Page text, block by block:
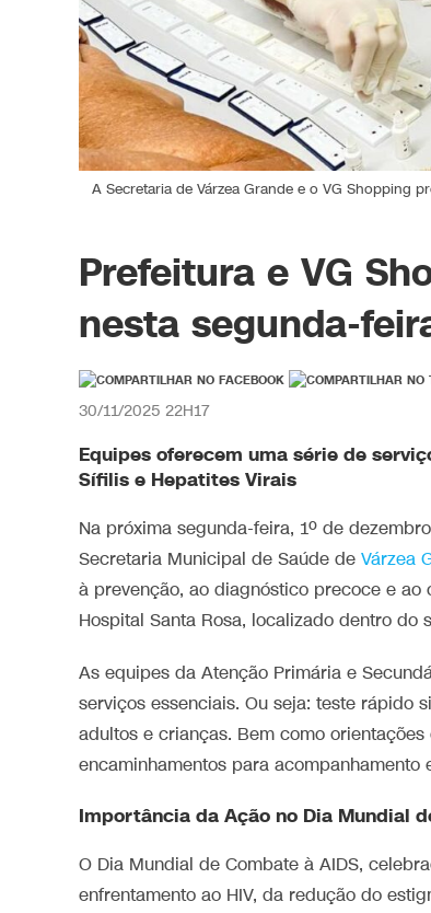
A Secretaria de Várzea Grande e o VG Shopping
Prefeitura e VG
nesta segunda-
30/11/2025 22H17
Equipes oferecem uma série de
Sífilis e Hepatites Virais
Na próxima segunda-feira, 1º de
Secretaria Municipal de Saúde de Várzea
à prevenção, ao diagnóstico precoce e
Hospital Santa Rosa, localizado dentro do
As equipes da Atenção Primária e
serviços essenciais. Ou seja: teste rápido
adultos e crianças. Bem como
encaminhamentos para
Importância da Ação no Dia Mundial
O Dia Mundial de Combate à AIDS,
enfrentamento ao HIV, da redução do